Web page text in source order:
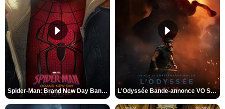
Spider-Man: Brand New Day Bande-annonce VO STFR L'Odyssée Bande-annonce VO STFR